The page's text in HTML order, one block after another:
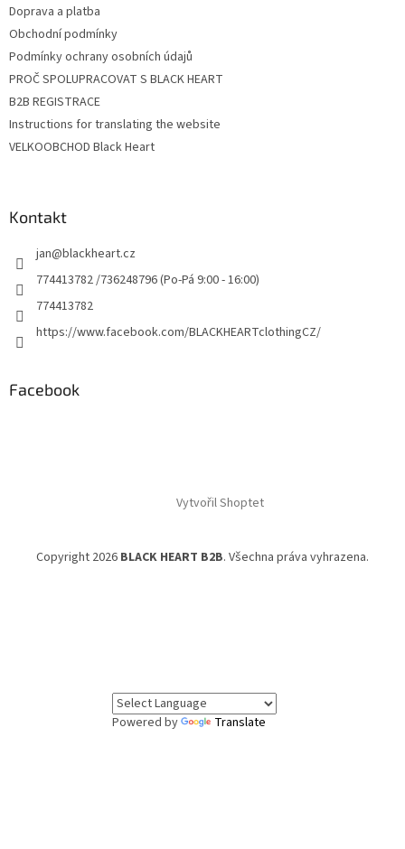
Doprava a platba
Obchodní podmínky
Podmínky ochrany osobních údajů
PROČ SPOLUPRACOVAT S BLACK HEART
B2B REGISTRACE
Instructions for translating the website
VELKOOBCHOD Black Heart
Kontakt
jan@blackheart.cz
774413782 /736248796 (Po-Pá 9:00 - 16:00)
774413782
https://www.facebook.com/BLACKHEARTclothingCZ/
Facebook
Vytvořil Shoptet
Copyright 2026 BLACK HEART B2B. Všechna práva vyhrazena.
Powered by Translate